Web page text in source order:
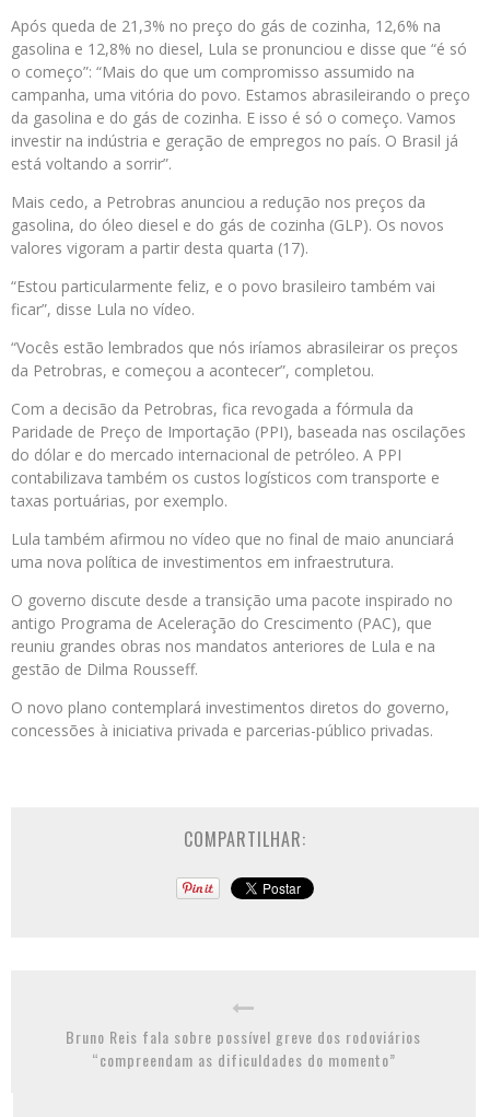
Após queda de 21,3% no preço do gás de cozinha, 12,6% na
gasolina e 12,8% no diesel, Lula se pronunciou e disse que “é só
o começo”: “Mais do que um compromisso assumido na
campanha, uma vitória do povo. Estamos abrasileirando o preço
da gasolina e do gás de cozinha. E isso é só o começo. Vamos
investir na indústria e geração de empregos no país. O Brasil já
está voltando a sorrir”.
Mais cedo, a Petrobras anunciou a redução nos preços da
gasolina, do óleo diesel e do gás de cozinha (GLP). Os novos
valores vigoram a partir desta quarta (17).
“Estou particularmente feliz, e o povo brasileiro também vai
ficar”, disse Lula no vídeo.
“Vocês estão lembrados que nós iríamos abrasileirar os preços
da Petrobras, e começou a acontecer”, completou.
Com a decisão da Petrobras, fica revogada a fórmula da
Paridade de Preço de Importação (PPI), baseada nas oscilações
do dólar e do mercado internacional de petróleo. A PPI
contabilizava também os custos logísticos com transporte e
taxas portuárias, por exemplo.
Lula também afirmou no vídeo que no final de maio anunciará
uma nova política de investimentos em infraestrutura.
O governo discute desde a transição uma pacote inspirado no
antigo Programa de Aceleração do Crescimento (PAC), que
reuniu grandes obras nos mandatos anteriores de Lula e na
gestão de Dilma Rousseff.
O novo plano contemplará investimentos diretos do governo,
concessões à iniciativa privada e parcerias-público privadas.
COMPARTILHAR:
Bruno Reis fala sobre possível greve dos rodoviários
“compreendam as dificuldades do momento”